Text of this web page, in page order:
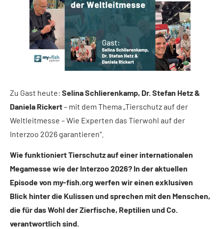
Zu Gast heute: Selina Schlierenkamp, Dr. Stefan Hetz &
Daniela Rickert– mit dem Thema „Tierschutz auf der
Weltleitmesse – Wie Experten das Tierwohl auf der
Interzoo 2026 garantieren“.
Wie funktioniert Tierschutz auf einer internationalen
Megamesse wie der Interzoo 2026? In der aktuellen
Episode von my-fish.org werfen wir einen exklusiven
Blick hinter die Kulissen und sprechen mit den Menschen,
die für das Wohl der Zierfische, Reptilien und Co.
verantwortlich sind.